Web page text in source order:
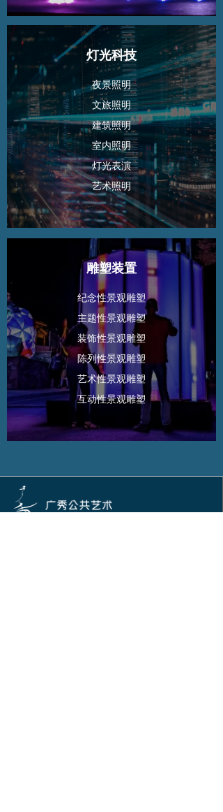
灯光科技
夜景照明
文旅照明
建筑照明
室内照明
灯光表演
艺术照明
雕塑装置
纪念性景观雕塑
主题性景观雕塑
装饰性景观雕塑
陈列性景观雕塑
艺术性景观雕塑
互动性景观雕塑